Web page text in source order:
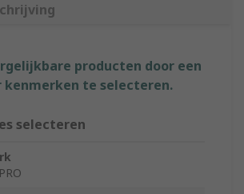
producten door een
kenmerken te selecteren.
selecteren